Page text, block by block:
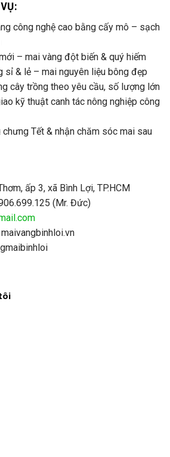
công nghệ cao bằng cấy mô – sạch
– mai vàng đột biến & quý hiếm
sỉ & lẻ – mai nguyên liệu bông đẹp
cây trồng theo yêu cầu, số lượng lớn
kỹ thuật canh tác nông nghiệp công
chưng Tết & nhận chăm sóc mai sau
ấp 3, xã Bình Lợi, TP.HCM
(Mr. Đức)